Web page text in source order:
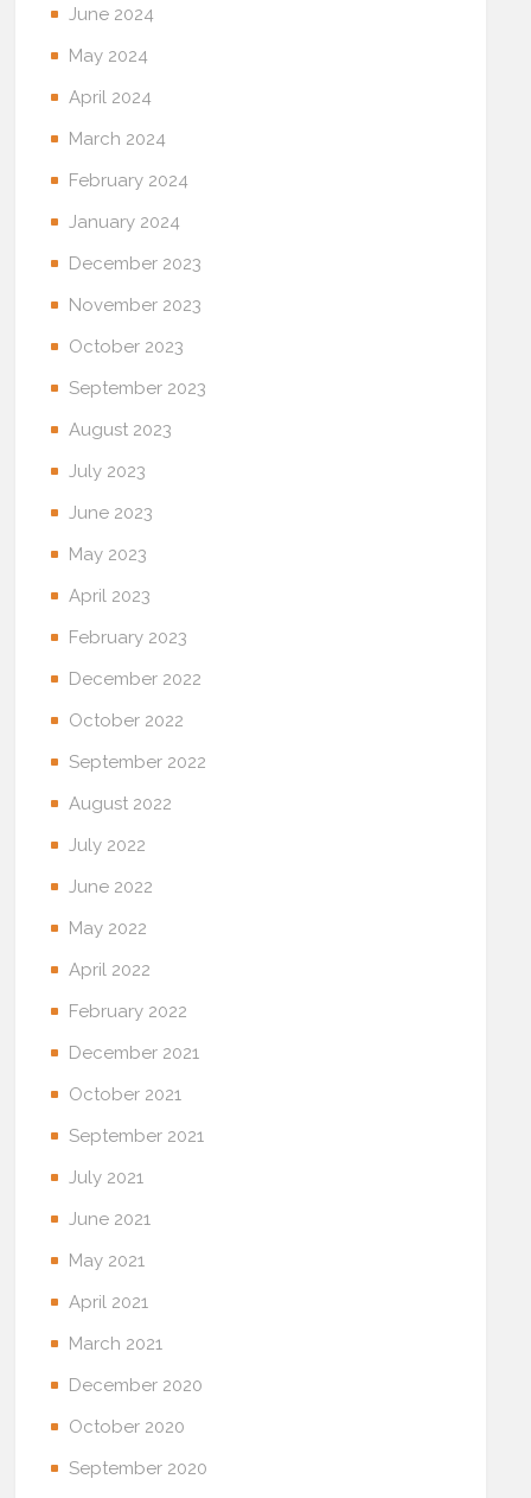
June 2024
May 2024
April 2024
March 2024
February 2024
January 2024
December 2023
November 2023
October 2023
September 2023
August 2023
July 2023
June 2023
May 2023
April 2023
February 2023
December 2022
October 2022
September 2022
August 2022
July 2022
June 2022
May 2022
April 2022
February 2022
December 2021
October 2021
September 2021
July 2021
June 2021
May 2021
April 2021
March 2021
December 2020
October 2020
September 2020